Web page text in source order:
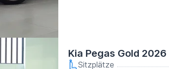
Kia Pegas Gold 2026
Sitzplätze